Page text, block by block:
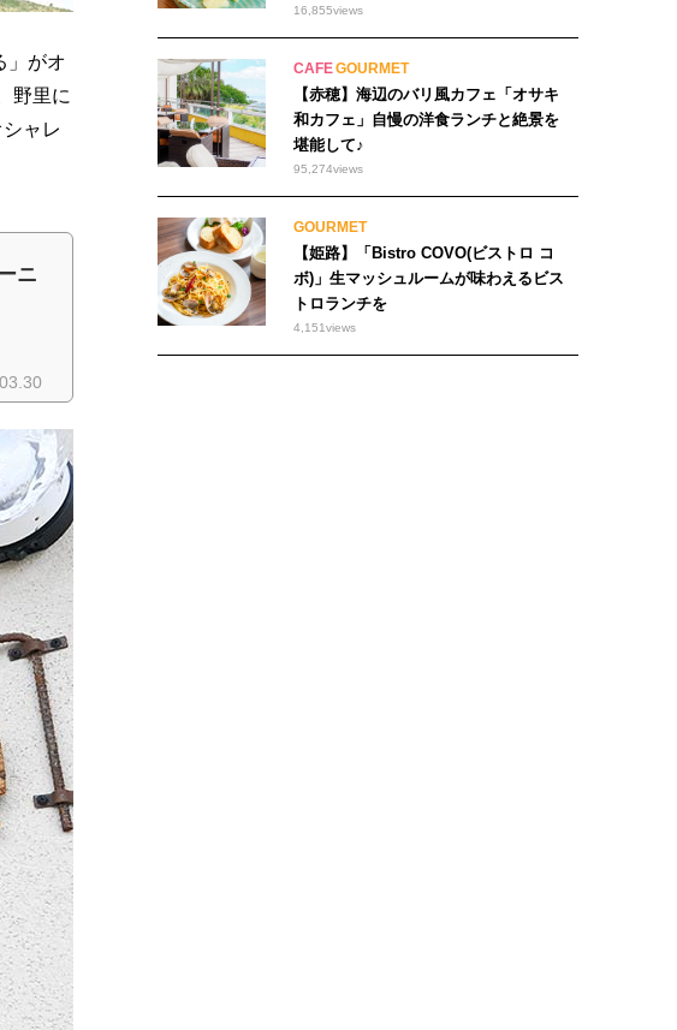
」がオ
野里に
ャレ
16,855views
CAFEGOURMET
【赤穂】海辺のバリ風カフェ「オサキ
和カフェ」自慢の洋食ランチと絶景を
堪能して♪
95,274views
GOURMET
【姫路】「Bistro COVO(ビストロ コ
ボ)」生マッシュルームが味わえるビス
トロランチを
4,151views